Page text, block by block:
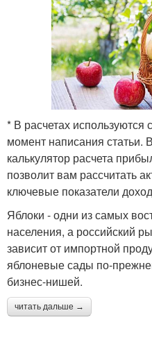
* В расчетах
момент написания статьи.
калькулятор расчета
позволит вам рассчитать
ключевые показатели
Яблоки - одни из самых
населения, а российский
зависит от импортной
яблоневые сады по-
бизнес-нишей.
читать дальше →